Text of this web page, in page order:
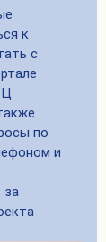
к
с
по
и
за